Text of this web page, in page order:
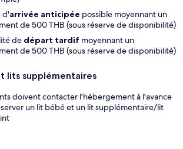
d'arrivée anticipée possible moyennant un
de 500 THB (sous réserve de disponibilité)
de départ tardif moyennant un
de 500 THB (sous réserve de disponibilité)
lits supplémentaires
doivent contacter l'hébergement à l'avance
un lit bébé et un lit supplémentaire/lit